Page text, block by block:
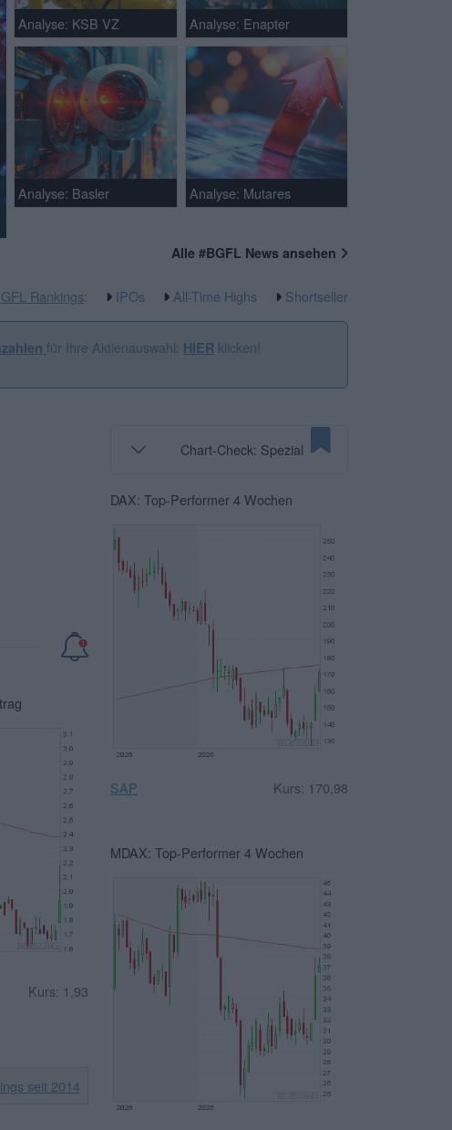
Analyse: KSB VZ Analyse: Enapter
Analyse: Basler Analyse: Mutares
Alle #BGFL News ansehen
Rankings: IPOs All-Time Highs Shortseller
für Ihre Aktienauswahl: HIER klicken!
Kurs: 1,93
seit 2014
Chart-Check: Spezial
DAX: Top-Performer 4 Wochen
SAP Kurs: 170,98
MDAX: Top-Performer 4 Wochen